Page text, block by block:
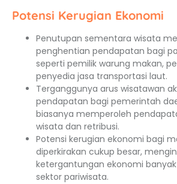
Potensi Kerugian Ekonomi
Penutupan sementara wisata
penghentian pendapatan bagi
seperti pemilik warung makan,
penyedia jasa transportasi laut.
Terganggunya arus wisatawan
pendapatan bagi pemerintah
biasanya memperoleh
wisata dan retribusi.
Potensi kerugian ekonomi bagi
diperkirakan cukup besar,
ketergantungan ekonomi
sektor pariwisata.